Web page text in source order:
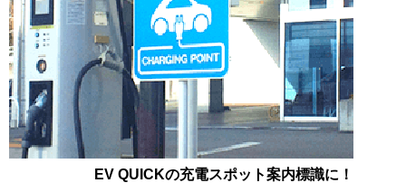
EV QUICKの充電スポット案内標識に！